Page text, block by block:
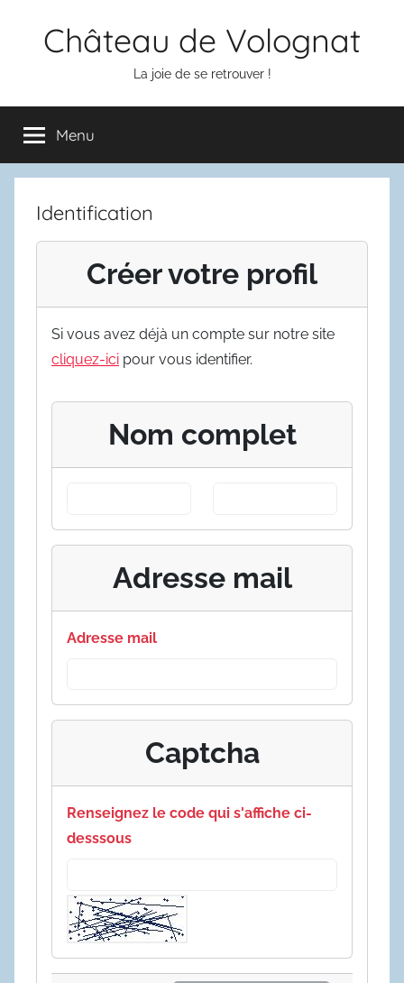
Château de Volognat
La joie de se retrouver !
Menu
Identification
Créer votre profil
Si vous avez déjà un compte sur notre site
cliquez-ici pour vous identifier.
Nom complet
Adresse mail
Adresse mail
Captcha
Renseignez le code qui s'affiche ci-
desssous